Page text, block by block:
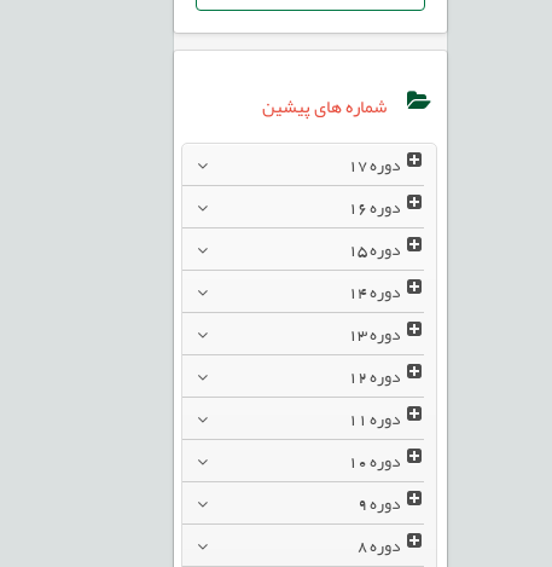
شماره های پیشین
دوره
دوره
دوره
دوره
دوره
دوره
دوره
دوره
دوره
دوره